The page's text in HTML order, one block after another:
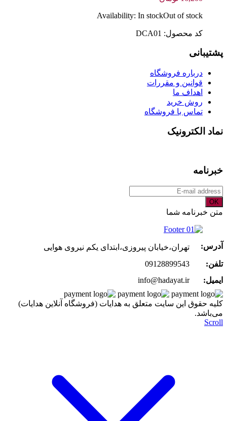
Availability: In stockOut of stock
کد محصول: DCA01
پشتیبانی
درباره فروشگاه
قوانین و مقررات
اهداف ما
روش خرید
تماس با فروشگاه
نماد الکترونیک
خبرنامه
OK
متن خبرنامه شما
آدرس:
تهران،خیابان پیروزی،ابتدای یکم نیروی هوایی
تلفن:
09128899543
ایمیل:
info@hadayat.ir
کليه حقوق اين سايت متعلق به هدایات (فروشگاه آنلاین هدایات)
می‌باشد.
Scroll